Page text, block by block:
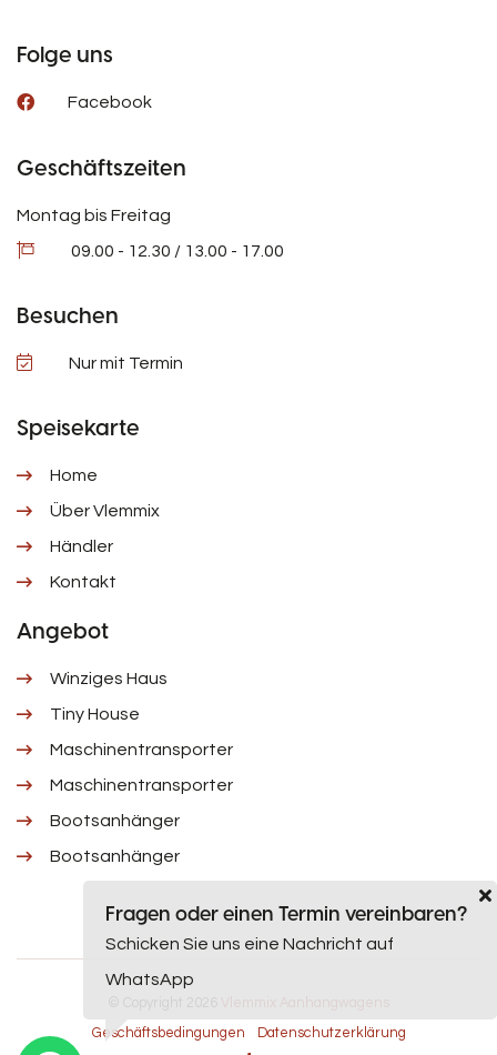
Fragen oder einen Termin vereinbaren?
Schicken Sie uns eine Nachricht auf
WhatsApp
Folge uns
Facebook
Geschäftszeiten
Montag bis Freitag
09.00 - 12.30 / 13.00 - 17.00
Besuchen
Nur mit Termin
Speisekarte
Home
Über Vlemmix
Händler
Kontakt
Angebot
Winziges Haus
Tiny House
Maschinentransporter
Maschinentransporter
Bootsanhänger
Bootsanhänger
Geschäftsbedingungen Datenschutzerklärung